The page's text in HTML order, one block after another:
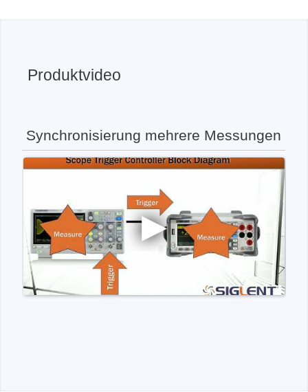
Produktvideo
Synchronisierung mehrere Messungen